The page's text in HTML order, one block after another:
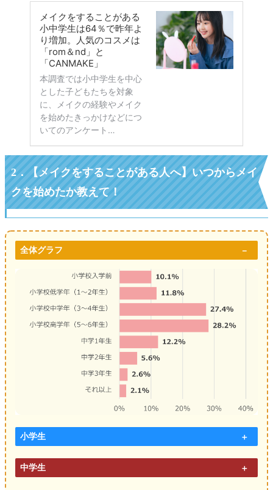
2．【メイクをすることがある人へ】いつからメイ
クを始めたか教えて！
全体グラフ
小学生
中学生